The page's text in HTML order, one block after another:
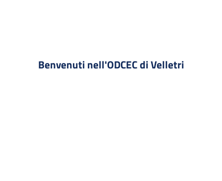
Benvenuti nell'ODCEC di Velletri